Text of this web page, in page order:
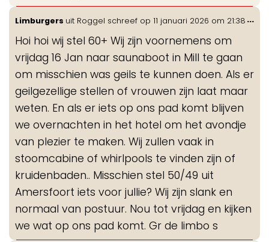
Limburgers uit Roggel schreef op 11 januari 2026 om 21:38
Hoi hoi wij stel 60+ Wij zijn voornemens om
vrijdag 16 Jan naar saunaboot in Mill te gaan
om misschien was geils te kunnen doen. Als er
geilgezellige stellen of vrouwen zijn laat maar
weten. En als er iets op ons pad komt blijven
we overnachten in het hotel om het avondje
van plezier te maken. Wij zullen vaak in
stoomcabine of whirlpools te vinden zijn of
kruidenbaden.. Misschien stel 50/49 uit
Amersfoort iets voor jullie? Wij zijn slank en
normaal van postuur. Nou tot vrijdag en kijken
we wat op ons pad komt. Gr de limbo s
...